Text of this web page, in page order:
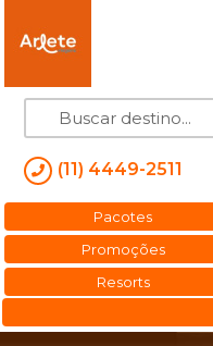
(11) 4449-2511
Pacotes
Promoções
Resorts